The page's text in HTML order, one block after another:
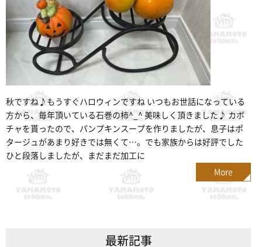
秋ですね♪もうすぐハロウィンですね いつもお世話になっている
方から、毎年頂いている石巻の柿^_^ 美味しく頂きました♪ カボ
チャを貰ったので、パンプキンスープを作りましたが、息子はポ
タージュがあまり好きでは無くて…。でも家族からは好評でした
ひと段落しましたが、まだまだ加工に
More
最新記事